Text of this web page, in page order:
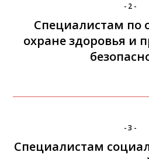
-2-
Специалистам по
охране здоровья и
-3-
Специалистам